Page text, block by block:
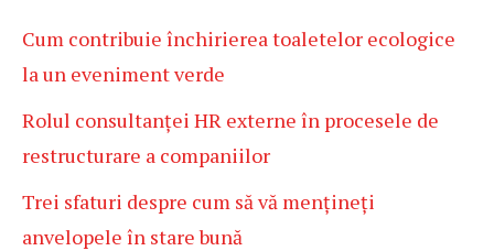
Cum contribuie închirierea toaletelor ecologice
la un eveniment verde
Rolul consultanței HR externe în procesele de
restructurare a companiilor
Trei sfaturi despre cum să vă mențineți
anvelopele în stare bună